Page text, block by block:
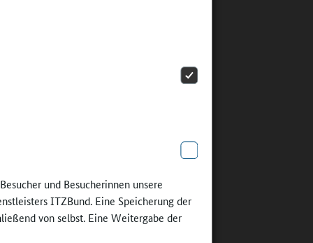
und Besucherinnen unsere
ITZBund. Eine Speicherung der
von selbst. Eine Weitergabe der
hilft